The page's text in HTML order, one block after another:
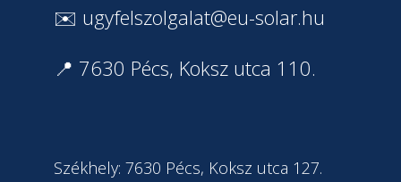
✉️ ugyfelszolgalat@eu-solar.hu
📍 7630 Pécs, Koksz utca 110.
Székhely: 7630 Pécs, Koksz utca 127.